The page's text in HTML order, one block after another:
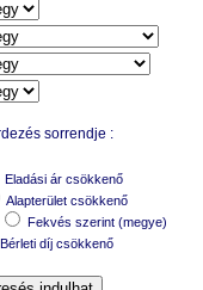
sorrendje :
Eladási ár csökkenő
Alapterület csökkenő
Fekvés szerint (megye)
Bérleti díj csökkenő